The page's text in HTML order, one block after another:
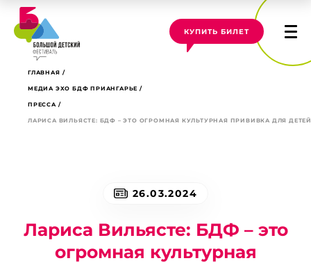
КУПИТЬ БИЛЕТ
ГЛАВНАЯ
МЕДИА ЭХО БДФ ПРИАНГАРЬЕ
ПРЕССА
ЛАРИСА ВИЛЬЯСТЕ: БДФ – ЭТО ОГРОМНАЯ КУЛЬТУРНАЯ ПРИВИВКА ДЛЯ ДЕТЕЙ
26.03.2024
Лариса Вильясте: БДФ – это
огромная культурная